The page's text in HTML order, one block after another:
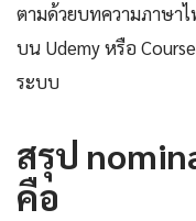
ตามด้วยบทความภาษา
บน Udemy หรือ
ระบบ
สรุป
คือ